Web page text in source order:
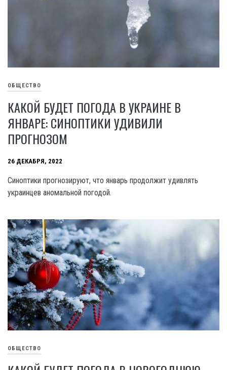
ОБЩЕСТВО
КАКОЙ БУДЕТ ПОГОДА В УКРАИНЕ В
ЯНВАРЕ: СИНОПТИКИ УДИВИЛИ
ПРОГНОЗОМ
26 ДЕКАБРЯ, 2022
Синоптики прогнозируют, что январь продолжит удивлять
украинцев аномальной погодой.
ОБЩЕСТВО